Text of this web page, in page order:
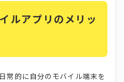
ルアプリのメリッ
常的に自分のモバイル端末を